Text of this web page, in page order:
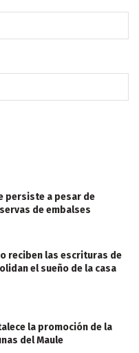
persiste a pesar de
de embalses
reciben las escrituras de
el sueño de la casa
la promoción de la
del Maule